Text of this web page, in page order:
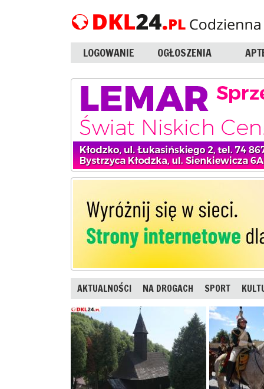
LOGOWANIE OGŁOSZENIA
AKTUALNOŚCI NA DROGACH SPORT